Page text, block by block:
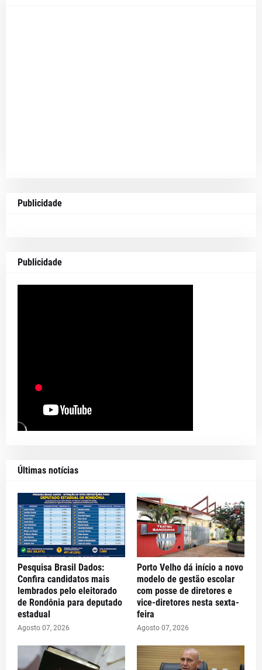
Publicidade
Publicidade
Últimas notícias
Pesquisa Brasil Dados:
Confira candidatos mais
lembrados pelo eleitorado
de Rondônia para deputado
estadual
Agosto 07, 2026
Porto Velho dá início a novo
modelo de gestão escolar
com posse de diretores e
vice-diretores nesta sexta-
feira
Agosto 07, 2026